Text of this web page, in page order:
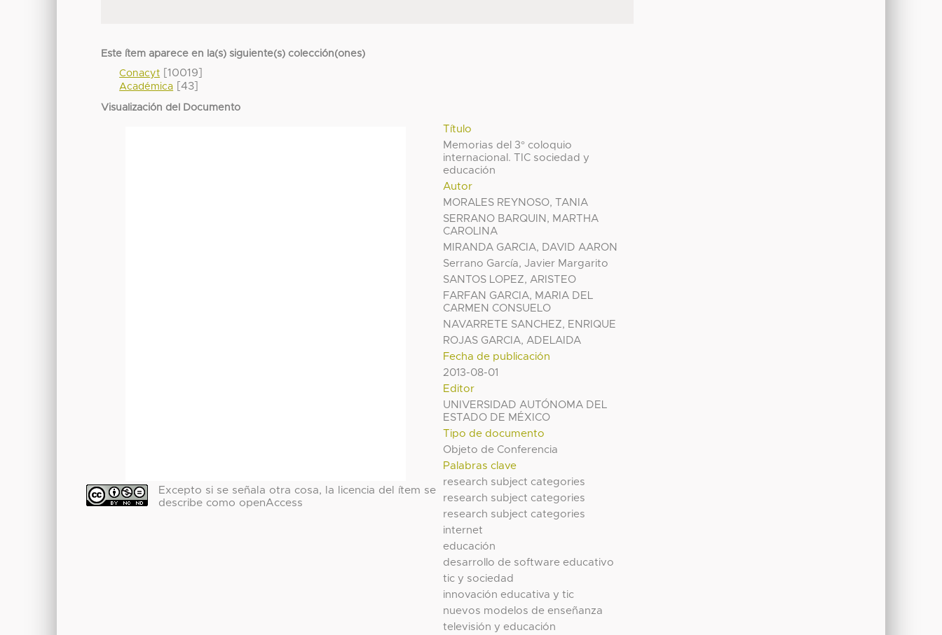
Este ítem aparece en la(s) siguiente(s) colección(ones)
Conacyt [10019]
Académica [43]
Visualización del Documento
Título
Memorias del 3° coloquio
internacional. TIC sociedad y
educación
Autor
MORALES REYNOSO, TANIA
SERRANO BARQUIN, MARTHA
CAROLINA
MIRANDA GARCIA, DAVID AARON
Serrano García, Javier Margarito
SANTOS LOPEZ, ARISTEO
FARFAN GARCIA, MARIA DEL
CARMEN CONSUELO
NAVARRETE SANCHEZ, ENRIQUE
ROJAS GARCIA, ADELAIDA
Fecha de publicación
2013-08-01
Editor
UNIVERSIDAD AUTÓNOMA DEL
ESTADO DE MÉXICO
Tipo de documento
Objeto de Conferencia
Palabras clave
research subject categories
research subject categories
research subject categories
internet
educación
desarrollo de software educativo
tic y sociedad
innovación educativa y tic
nuevos modelos de enseñanza
televisión y educación
Excepto si se señala otra cosa, la licencia del ítem se
describe como openAccess